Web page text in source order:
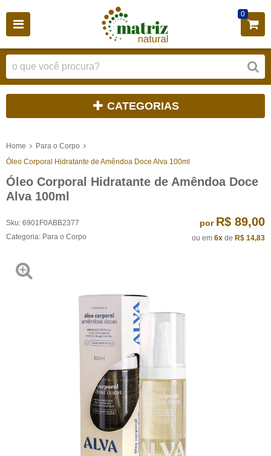
0
CATEGORIAS
Home
Para o Corpo
Óleo Corporal Hidratante de Amêndoa Doce Alva 100ml
Óleo Corporal Hidratante de Amêndoa Doce
Alva 100ml
Sku: 6901F0ABB2377
Categoria: Para o Corpo
por R$ 89,00
ou em 6x de R$ 14,83